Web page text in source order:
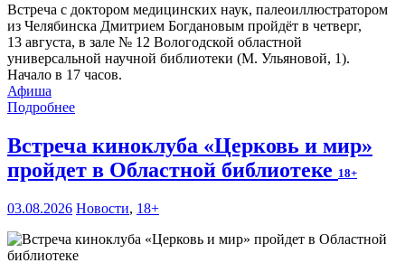
Встреча с доктором медицинских наук, палеоиллюстратором
из Челябинска Дмитрием Богдановым пройдёт в четверг,
13 августа, в зале № 12 Вологодской областной
универсальной научной библиотеки (М. Ульяновой, 1).
Начало в 17 часов.
Афиша
Подробнее
Встреча киноклуба «Церковь и мир»
пройдет в Областной библиотеке 18+
03.08.2026 Новости, 18+